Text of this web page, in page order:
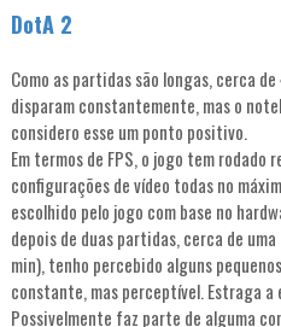
DotA 2
Como as partidas são longas, cerca
disparam constantemente, mas o
considero esse um ponto positivo.
Em termos de FPS, o jogo tem rodado
configurações de vídeo todas no
escolhido pelo jogo com base no
depois de duas partidas, cerca de
min), tenho percebido alguns
constante, mas perceptível. Estraga a
Possivelmente faz parte de alguma